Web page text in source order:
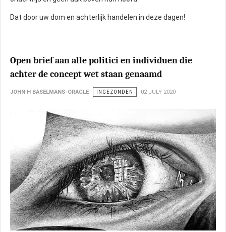
Dat door uw dom en achterlijk handelen in deze dagen!
Open brief aan alle politici en individuen die
achter de concept wet staan genaamd
JOHN H BASELMANS-ORACLE INGEZONDEN 02 JULY 2020